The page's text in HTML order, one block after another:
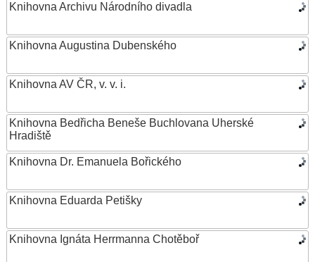
Knihovna Archivu Národního divadla
Knihovna Augustina Dubenského
Knihovna AV ČR, v. v. i.
Knihovna Bedřicha Beneše Buchlovana Uherské
Hradiště
Knihovna Dr. Emanuela Bořického
Knihovna Eduarda Petišky
Knihovna Ignáta Herrmanna Chotěboř